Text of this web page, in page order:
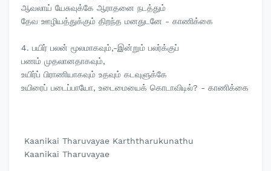
ஆவலாய் யேசுவுக்கே ஆராதனை நடத்தும்
தேவ ஊழியத்துக்கும் திறந்த மனதுடனே - காணிக்கை
4. பயிர் பலன் மூலமாகவும்,-இன்றும் பலர்க்குப்
பணம் முதலானதாகவும்,
உயிர்ப் பிராணியாகவும் உதவும் கடவுளுக்கே
உயிரைப் படைப்பாயோ, உடைமையைக் கொடாவிடில்? - காணிக்கை
Kaanikai Tharuvayae Karththarukunathu
Kaanikai Tharuvayae